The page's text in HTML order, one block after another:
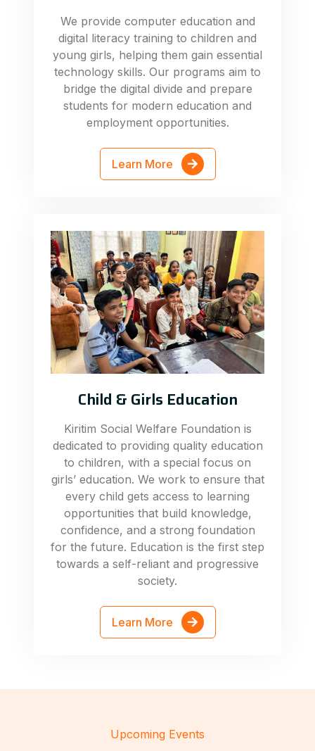
We provide computer education and
digital literacy training to children and
young girls, helping them gain essential
technology skills. Our programs aim to
bridge the digital divide and prepare
students for modern education and
employment opportunities.
Learn More
Child & Girls Education
Kiritim Social Welfare Foundation is
dedicated to providing quality education
to children, with a special focus on
girls’ education. We work to ensure that
every child gets access to learning
opportunities that build knowledge,
confidence, and a strong foundation
for the future. Education is the first step
towards a self-reliant and progressive
society.
Learn More
Upcoming Events